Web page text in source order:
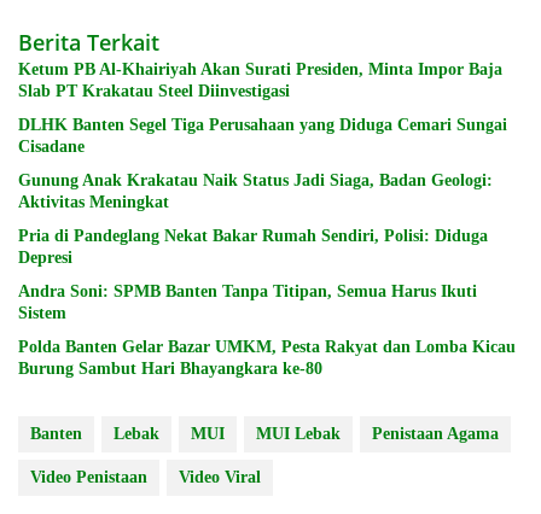
Berita Terkait
Ketum PB Al-Khairiyah Akan Surati Presiden, Minta Impor Baja
Slab PT Krakatau Steel Diinvestigasi
DLHK Banten Segel Tiga Perusahaan yang Diduga Cemari Sungai
Cisadane
Gunung Anak Krakatau Naik Status Jadi Siaga, Badan Geologi:
Aktivitas Meningkat
Pria di Pandeglang Nekat Bakar Rumah Sendiri, Polisi: Diduga
Depresi
Andra Soni: SPMB Banten Tanpa Titipan, Semua Harus Ikuti
Sistem
Polda Banten Gelar Bazar UMKM, Pesta Rakyat dan Lomba Kicau
Burung Sambut Hari Bhayangkara ke-80
Banten Lebak MUI MUI Lebak Penistaan Agama
Video Penistaan Video Viral